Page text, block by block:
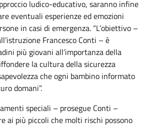
ludico-educativo, saranno infine
eventuali esperienze ed emozioni
in casi di emergenza. “L’obiettivo –
Francesco Conti – è
più giovani all’importanza della
la cultura della sicurezza
che ogni bambino informato
domani”.
speciali – prosegue Conti –
ai più piccoli che molti rischi possono